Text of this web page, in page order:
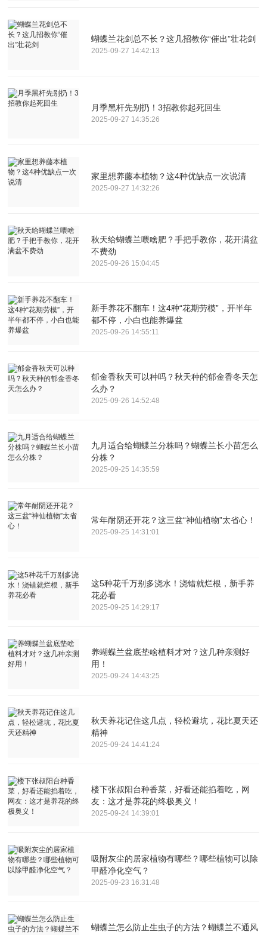
蝴蝶兰花剑总不长？这几招教你“催出”壮花剑
2025-09-27 14:42:13
月季黑杆先别扔！3招教你起死回生
2025-09-27 14:35:26
家里想养藤本植物？这4种优缺点一次说清
2025-09-27 14:32:26
秋天给蝴蝶兰喂啥肥？手把手教你，花开满盆
不费劲
2025-09-26 15:04:45
新手养花不翻车！这4种“花期劳模”，开半年
都不停，小白也能养爆盆
2025-09-26 14:55:11
郁金香秋天可以种吗？秋天种的郁金香冬天怎
么办？
2025-09-26 14:52:48
九月适合给蝴蝶兰分株吗？蝴蝶兰长小苗怎么
分株？
2025-09-25 14:35:59
常年耐阴还开花？这三盆“神仙植物”太省心！
2025-09-25 14:31:01
这5种花千万别多浇水！浇错就烂根，新手养
花必看
2025-09-25 14:29:17
养蝴蝶兰盆底垫啥植料才对？这几种亲测好
用！
2025-09-24 14:43:25
秋天养花记住这几点，轻松避坑，花比夏天还
精神
2025-09-24 14:41:24
楼下张叔阳台种香菜，好看还能掐着吃，网
友：这才是养花的终极奥义！
2025-09-24 14:39:01
吸附灰尘的居家植物有哪些？哪些植物可以除
甲醛净化空气？
2025-09-23 16:31:48
蝴蝶兰怎么防止生虫子的方法？蝴蝶兰不通风